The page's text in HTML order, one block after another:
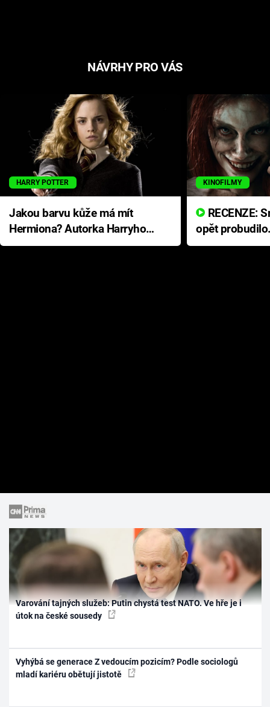
NÁVRHY PRO VÁS
HARRY POTTER
Jakou barvu kůže má mít
Hermiona? Autorka Harryho
Pottera přišla s ráznou
KINOFILMY
opět
přichází s
Varování tajných služeb: Putin chystá test NATO. Ve hře je i
útok na české sousedy
Vyhýbá se generace Z vedoucím pozicím? Podle sociologů
mladí kariéru obětují jistotě